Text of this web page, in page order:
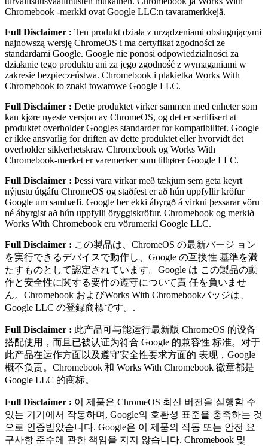
Chromebook ‑merkki ovat Google LLC:n tavaramerkkejä.
Full Disclaimer : Ten produkt działa z urządzeniami obsługującymi
najnowszą wersję ChromeOS i ma certyfikat zgodności ze
standardami Google. Google nie ponosi odpowiedzialności za
działanie tego produktu ani za jego zgodność z wymaganiami w
zakresie bezpieczeństwa. Chromebook i plakietka Works With
Chromebook to znaki towarowe Google LLC.
Full Disclaimer : Dette produktet virker sammen med enheter som
kan kjøre nyeste versjon av ChromeOS, og det er sertifisert at
produktet overholder Googles standarder for kompatibilitet. Google
er ikke ansvarlig for driften av dette produktet eller hvorvidt det
overholder sikkerhetskrav. Chromebook og Works With
Chromebook-merket er varemerker som tilhører Google LLC.
Full Disclaimer : Þessi vara virkar með tækjum sem geta keyrt
nýjustu útgáfu ChromeOS og staðfest er að hún uppfyllir kröfur
Google um samhæfi. Google ber ekki ábyrgð á virkni þessarar vöru
né ábyrgist að hún uppfylli öryggiskröfur. Chromebook og merkið
Works With Chromebook eru vörumerki Google LLC.
Full Disclaimer : この製品は、ChromeOS の最新バージ ョン
を実⾏できるデバイスで動作し、Google の互換性 基準を満
たすものとして認定されています。Google は この製品の動
作と安全性に関する要件の遵守について責 任を負いませ
ん。Chromebook およびWorks With Chromebookバッジは、
Google LLC の登録商標です。.
Full Disclaimer : 此产品可与能运⾏最新版 ChromeOS 的设备
搭配使⽤，⽽且已被认证为符合 Google 的兼容性 标准。对于
此产品在运作⽅⾯以及遵守安全性要求⽅⾯的 表现，Google
概不负责。Chromebook 和 Works With Chromebook 徽章都是
Google LLC 的商标。
Full Disclaimer : 이 제품은 ChromeOS 최신 버전을 실행할 수
있는 기기에서 작동하며, Google의 호환성 표준을 충족하는 것
으로 인증받았습니다. Google은 이 제품의 작동 또는 안전 요
구사항 준수에 관한 책임을 지지 않습니다. Chromebook 및